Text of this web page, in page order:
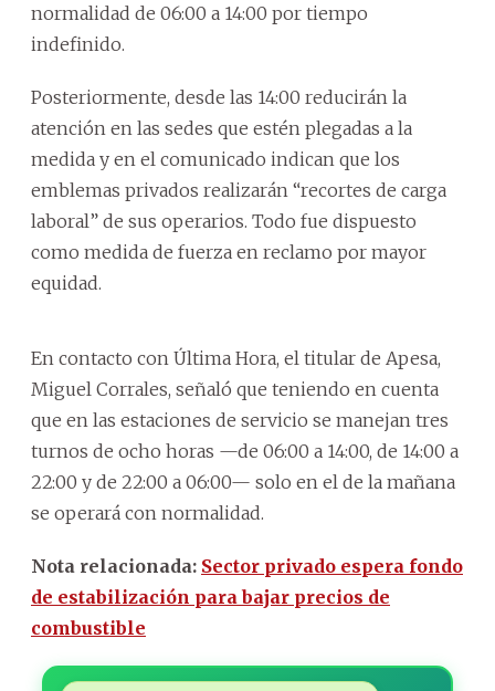
normalidad de 06:00 a 14:00 por tiempo
indefinido.
Posteriormente, desde las 14:00 reducirán la
atención en las sedes que estén plegadas a la
medida y en el comunicado indican que los
emblemas privados realizarán “recortes de carga
laboral” de sus operarios. Todo fue dispuesto
como medida de fuerza en reclamo por mayor
equidad.
En contacto con Última Hora, el titular de Apesa,
Miguel Corrales, señaló que teniendo en cuenta
que en las estaciones de servicio se manejan tres
turnos de ocho horas —de 06:00 a 14:00, de 14:00 a
22:00 y de 22:00 a 06:00— solo en el de la mañana
se operará con normalidad.
Nota relacionada: Sector privado espera fondo
de estabilización para bajar precios de
combustible